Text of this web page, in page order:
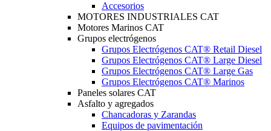
Accesorios
MOTORES INDUSTRIALES CAT
Motores Marinos CAT
Grupos electrógenos
Grupos Electrógenos CAT® Retail Diesel
Grupos Electrógenos CAT® Large Diesel
Grupos Electrógenos CAT® Large Gas
Grupos Electrógenos CAT® Marinos
Paneles solares CAT
Asfalto y agregados
Chancadoras y Zarandas
Equipos de pavimentación